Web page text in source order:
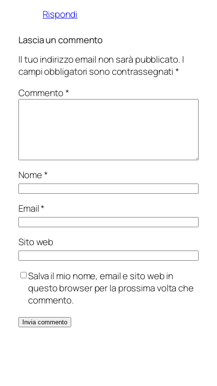
Rispondi
Lascia un commento
Il tuo indirizzo email non sarà pubblicato. I
campi obbligatori sono contrassegnati*
Commento*
Nome*
Email*
Sito web
Salva il mio nome, email e sito web in
questo browser per la prossima volta che
commento.